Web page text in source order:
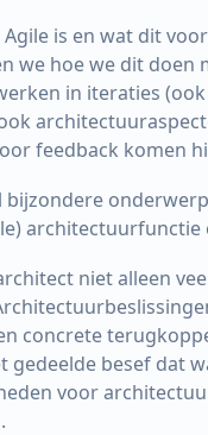
is en wat dit
we hoe we dit
in iteraties
feedback komen
architectuurfunctie
niet alleen
concrete
gedeelde besef dat
voor